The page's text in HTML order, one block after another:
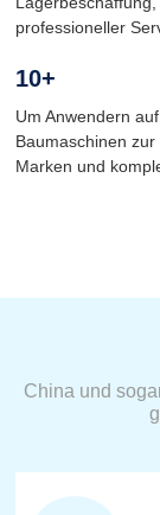
professioneller
10+
Um Anwendern
Baumaschinen
Marken und
China und